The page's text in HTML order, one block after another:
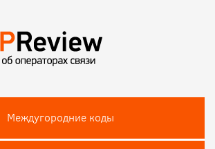
Междугородние коды